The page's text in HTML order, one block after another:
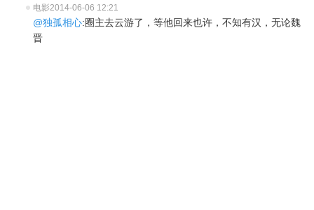
电影2014-06-06 12:21
@独孤相心:圈主去云游了，等他回来也许，不知有汉，无论魏
晋